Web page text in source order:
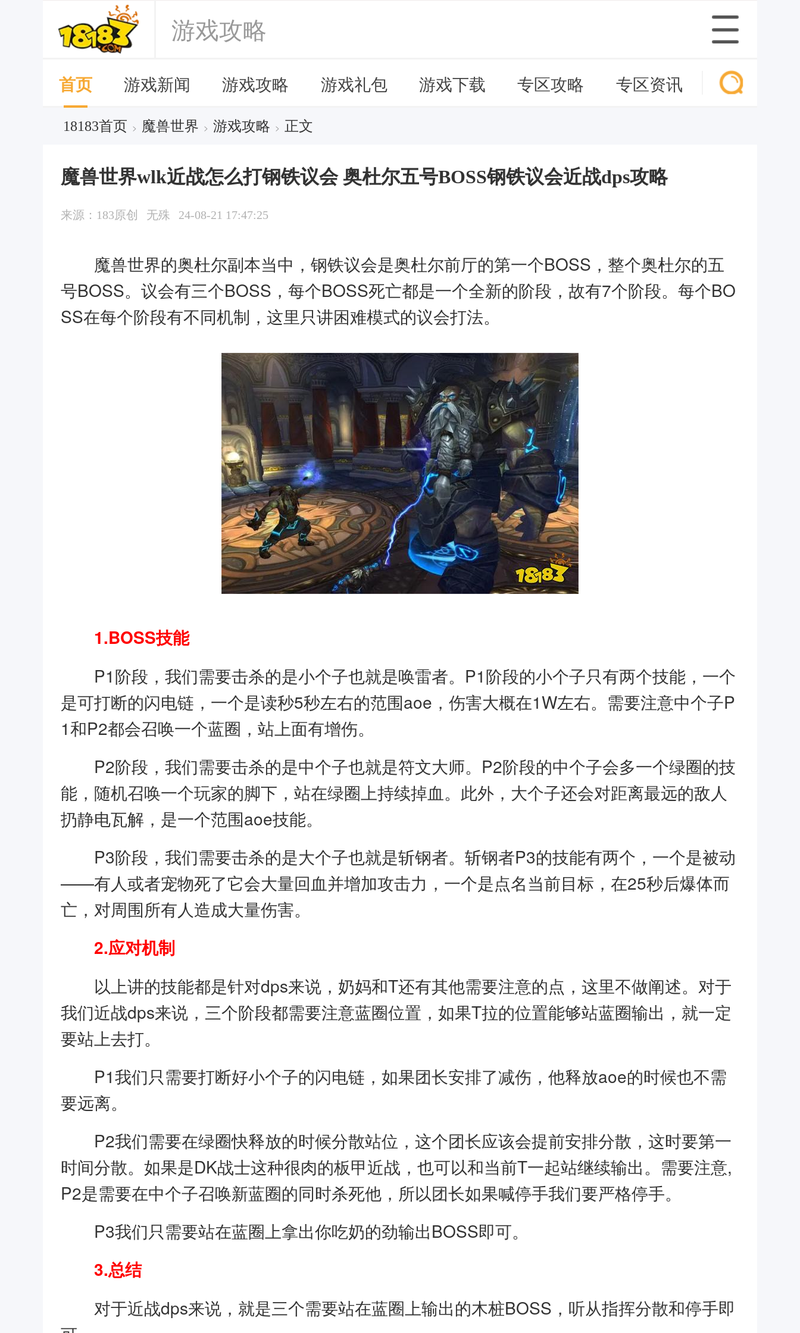
游戏攻略
首页 游戏新闻 游戏攻略 游戏礼包 游戏下载 专区攻略 专区资讯
18183首页 > 魔兽世界 > 游戏攻略 > 正文
魔兽世界wlk近战怎么打钢铁议会 奥杜尔五号BOSS钢铁议会近战dps攻略
来源：183原创 无殊 24-08-21 17:47:25
魔兽世界的奥杜尔副本当中，钢铁议会是奥杜尔前厅的第一个BOSS，整个奥杜尔的五
号BOSS。议会有三个BOSS，每个BOSS死亡都是一个全新的阶段，故有7个阶段。每个BO
SS在每个阶段有不同机制，这里只讲困难模式的议会打法。
1.BOSS技能
P1阶段，我们需要击杀的是小个子也就是唤雷者。P1阶段的小个子只有两个技能，一个
是可打断的闪电链，一个是读秒5秒左右的范围aoe，伤害大概在1W左右。需要注意中个子P
1和P2都会召唤一个蓝圈，站上面有增伤。
P2阶段，我们需要击杀的是中个子也就是符文大师。P2阶段的中个子会多一个绿圈的技
能，随机召唤一个玩家的脚下，站在绿圈上持续掉血。此外，大个子还会对距离最远的敌人
扔静电瓦解，是一个范围aoe技能。
P3阶段，我们需要击杀的是大个子也就是斩钢者。斩钢者P3的技能有两个，一个是被动
——有人或者宠物死了它会大量回血并增加攻击力，一个是点名当前目标，在25秒后爆体而
亡，对周围所有人造成大量伤害。
2.应对机制
以上讲的技能都是针对dps来说，奶妈和T还有其他需要注意的点，这里不做阐述。对于
我们近战dps来说，三个阶段都需要注意蓝圈位置，如果T拉的位置能够站蓝圈输出，就一定
要站上去打。
P1我们只需要打断好小个子的闪电链，如果团长安排了减伤，他释放aoe的时候也不需
要远离。
P2我们需要在绿圈快释放的时候分散站位，这个团长应该会提前安排分散，这时要第一
时间分散。如果是DK战士这种很肉的板甲近战，也可以和当前T一起站继续输出。需要注意,
P2是需要在中个子召唤新蓝圈的同时杀死他，所以团长如果喊停手我们要严格停手。
P3我们只需要站在蓝圈上拿出你吃奶的劲输出BOSS即可。
3.总结
对于近战dps来说，就是三个需要站在蓝圈上输出的木桩BOSS，听从指挥分散和停手即